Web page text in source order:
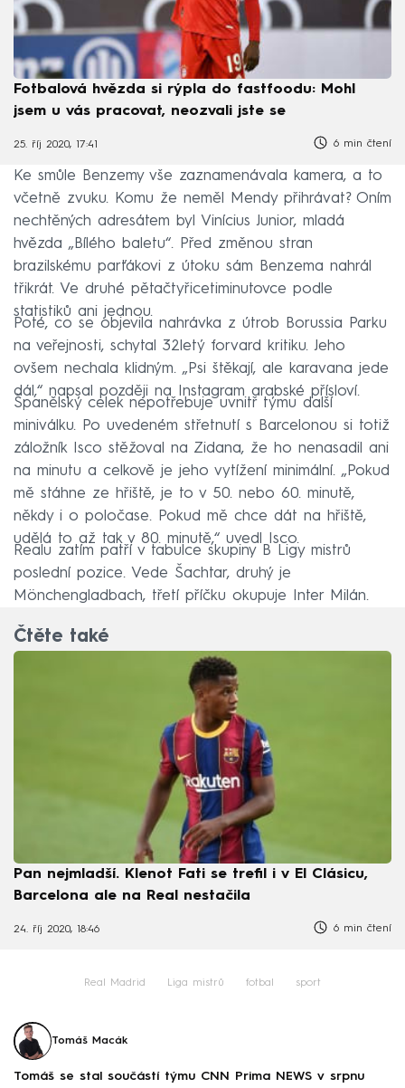
Fotbalová hvězda si rýpla do fastfoodu: Mohl
jsem u vás pracovat, neozvali jste se
25. říj 2020, 17:41 6 min čtení
Ke smůle Benzemy vše zaznamenávala kamera, a to
včetně zvuku. Komu že neměl Mendy přihrávat? Oním
nechtěných adresátem byl Vinícius Junior, mladá
hvězda „Bílého baletu“. Před změnou stran
brazilskému parťákovi z útoku sám Benzema nahrál
třikrát. Ve druhé pětačtyřicetiminutovce podle
statistiků ani jednou.
Poté, co se objevila nahrávka z útrob Borussia Parku
na veřejnosti, schytal 32letý forvard kritiku. Jeho
ovšem nechala klidným. „Psi štěkají, ale karavana jede
dál,“ napsal později na Instagram arabské přísloví.
Španělský celek nepotřebuje uvnitř týmu další
miniválku. Po uvedeném střetnutí s Barcelonou si totiž
záložník Isco stěžoval na Zidana, že ho nenasadil ani
na minutu a celkově je jeho vytížení minimální. „Pokud
mě stáhne ze hřiště, je to v 50. nebo 60. minutě,
někdy i o poločase. Pokud mě chce dát na hřiště,
udělá to až tak v 80. minutě,“ uvedl Isco.
Realu zatím patří v tabulce skupiny B Ligy mistrů
poslední pozice. Vede Šachtar, druhý je
Mönchengladbach, třetí příčku okupuje Inter Milán.
Čtěte také
Pan nejmladší. Klenot Fati se trefil i v El Clásicu,
Barcelona ale na Real nestačila
24. říj 2020, 18:46 6 min čtení
Real Madrid Liga mistrů fotbal sport
Tomáš Macák
Tomáš se stal součástí týmu CNN Prima NEWS v srpnu